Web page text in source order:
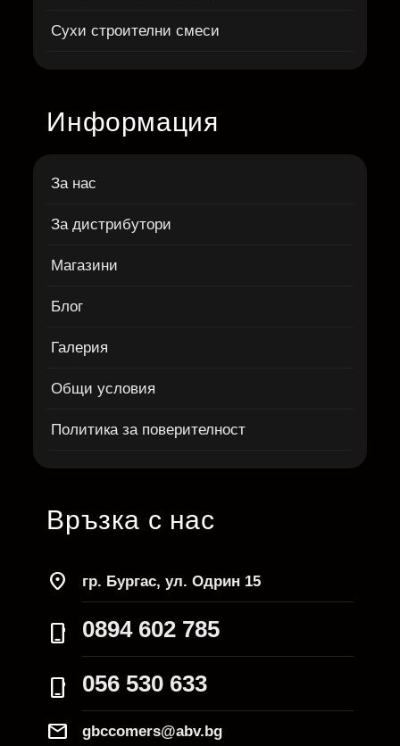
Сухи строителни смеси
Информация
За нас
За дистрибутори
Магазини
Блог
Галерия
Общи условия
Политика за поверителност
Връзка с нас
location_on гр. Бургас, ул. Одрин 15
phone_iphone 0894 602 785
phone_iphone 056 530 633
Mail gbccomers@abv.bg